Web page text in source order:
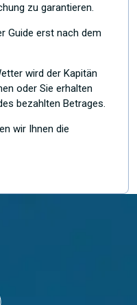
zu garantieren.
Guide erst nach dem
wird der Kapitän
oder Sie erhalten
bezahlten Betrages.
wir Ihnen die